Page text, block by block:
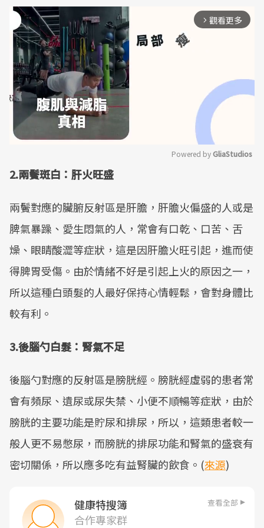
arrow_forward_ios 觀看更多
Powered by GliaStudios
2.兩鬢斑白：肝火旺盛
兩鬢對應的臟腑反射區是肝膽，肝膽火偏盛的人或是
脾氣暴躁、愛生悶氣的人，常會有口乾、口苦、舌
燥、眼睛酸澀等症狀，這是因肝膽火旺引起，進而使
得脾胃受傷。由於情緒不好是引起上火的原因之一，
所以這種白頭髮的人最好保持心情輕鬆，會對身體比
較有利。
3.後腦勺白髮：腎氣不足
後腦勺對應的反射區是膀胱經。膀胱經虛弱的患者常
會有頻尿、遺尿或尿失禁、小便不順暢等症狀，由於
膀胱的主要功能是貯尿和排尿，所以，這類患者較一
般人更不易憋尿，而膀胱的排尿功能和腎氣的盛衰有
密切關係，所以應多吃有益腎臟的飲食。(來源)
健康特搜簿 查看全部
合作專家群